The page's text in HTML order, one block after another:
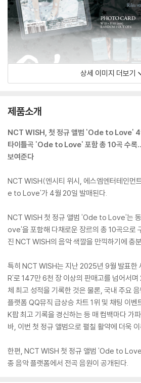
상세 이미지 더보기
제품소개
NCT WISH, 첫 정규 앨범 'Ode to Love' 4
타이틀곡 'Ode to Love' 포함 총 10곡 수록
보여준다
NCT WISH(엔시티 위시, 에스엠엔터테인먼
e to Love'가 4월 20일 발매된다.
NCT WISH 첫 정규 앨범 'Ode to Love'는
ove'을 포함해 다채로운 장르의 총 10곡으로
진 NCT WISH의 음악 색깔을 만끽하기에 충
특히 NCT WISH는 지난 2025년 9월 발표한
R'로 147만 6천 장 이상의 판매고를 넘어서
체 최고 성적을 기록한 것은 물론, 국내 주요
플랫폼 QQ뮤직 급상승 차트 1위 및 채팅 이
K팝 최고 기록을 경신하는 등 매 컴백마다 가
바, 이번 첫 정규 앨범으로 펼칠 활약에 더욱
한편, NCT WISH 첫 정규 앨범 'Ode to
종 음악 플랫폼에서 전곡 음원이 공개된다.